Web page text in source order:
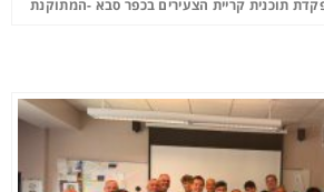
תוכנית קריית הצעירים בכפר סבא -המתוקנת